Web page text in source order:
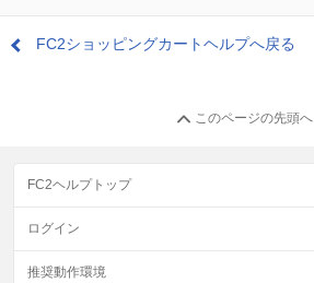
FC2ショッピングカートヘルプへ戻る
このページの先頭へ
FC2ヘルプトップ
ログイン
推奨動作環境